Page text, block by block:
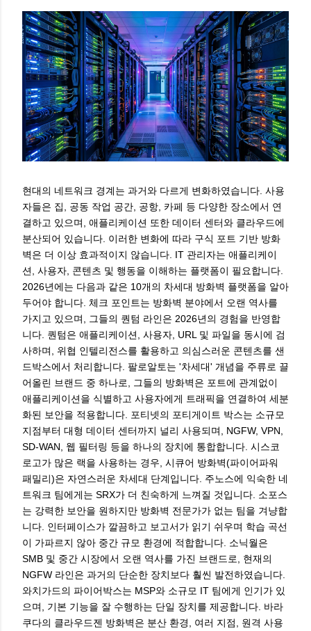
현대의 네트워크 경계는 과거와 다르게 변화하였습니다. 사용
자들은 집, 공동 작업 공간, 공항, 카페 등 다양한 장소에서 연
결하고 있으며, 애플리케이션 또한 데이터 센터와 클라우드에
분산되어 있습니다. 이러한 변화에 따라 구식 포트 기반 방화
벽은 더 이상 효과적이지 않습니다. IT 관리자는 애플리케이
션, 사용자, 콘텐츠 및 행동을 이해하는 플랫폼이 필요합니다.
2026년에는 다음과 같은 10개의 차세대 방화벽 플랫폼을 알아
두어야 합니다. 체크 포인트는 방화벽 분야에서 오랜 역사를
가지고 있으며, 그들의 퀀텀 라인은 2026년의 경험을 반영합
니다. 퀀텀은 애플리케이션, 사용자, URL 및 파일을 동시에 검
사하며, 위협 인텔리전스를 활용하고 의심스러운 콘텐츠를 샌
드박스에서 처리합니다. 팔로알토는 '차세대' 개념을 주류로 끌
어올린 브랜드 중 하나로, 그들의 방화벽은 포트에 관계없이
애플리케이션을 식별하고 사용자에게 트래픽을 연결하여 세분
화된 보안을 적용합니다. 포티넷의 포티게이트 박스는 소규모
지점부터 대형 데이터 센터까지 널리 사용되며, NGFW, VPN,
SD-WAN, 웹 필터링 등을 하나의 장치에 통합합니다. 시스코
로고가 많은 랙을 사용하는 경우, 시큐어 방화벽(파이어파워
패밀리)은 자연스러운 차세대 단계입니다. 주노스에 익숙한 네
트워크 팀에게는 SRX가 더 친숙하게 느껴질 것입니다. 소포스
는 강력한 보안을 원하지만 방화벽 전문가가 없는 팀을 겨냥합
니다. 인터페이스가 깔끔하고 보고서가 읽기 쉬우며 학습 곡선
이 가파르지 않아 중간 규모 환경에 적합합니다. 소닉월은
SMB 및 중간 시장에서 오랜 역사를 가진 브랜드로, 현재의
NGFW 라인은 과거의 단순한 장치보다 훨씬 발전하였습니다.
와치가드의 파이어박스는 MSP와 소규모 IT 팀에게 인기가 있
으며, 기본 기능을 잘 수행하는 단일 장치를 제공합니다. 바라
쿠다의 클라우드젠 방화벽은 분산 환경, 여러 지점, 원격 사용